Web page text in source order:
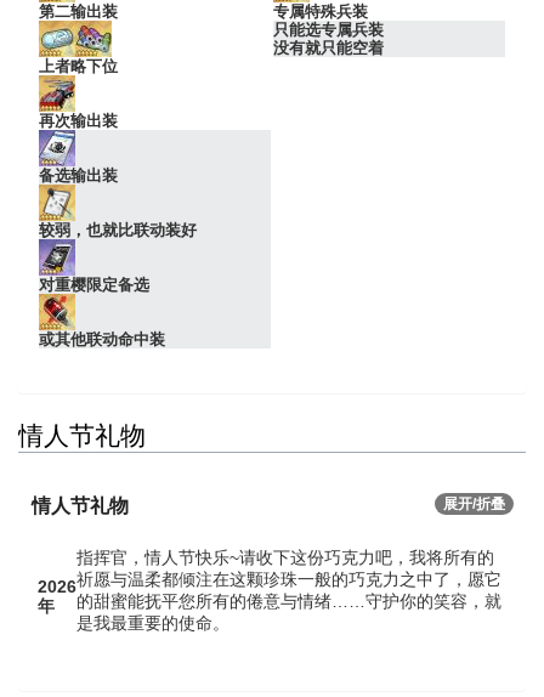
第二输出装
上者略下位
再次输出装
备选输出装
较弱，也就比联动装好
对重樱限定备选
或其他联动命中装
专属特殊兵装
只能选专属兵装
没有就只能空着
情人节礼物
情人节礼物 展开/折叠
2026
年
指挥官，情人节快乐~请收下这份巧克力吧，我将所有的
祈愿与温柔都倾注在这颗珍珠一般的巧克力之中了，愿它
的甜蜜能抚平您所有的倦意与情绪……守护你的笑容，就
是我最重要的使命。